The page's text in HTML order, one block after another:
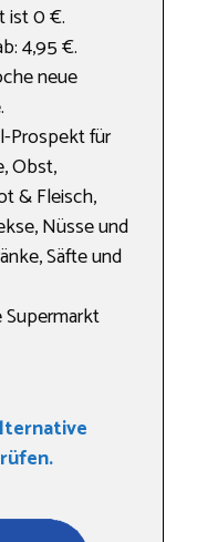
ist 0 €.
4,95 €.
neue
Prospekt für
Obst,
& Fleisch,
Nüsse und
Säfte und